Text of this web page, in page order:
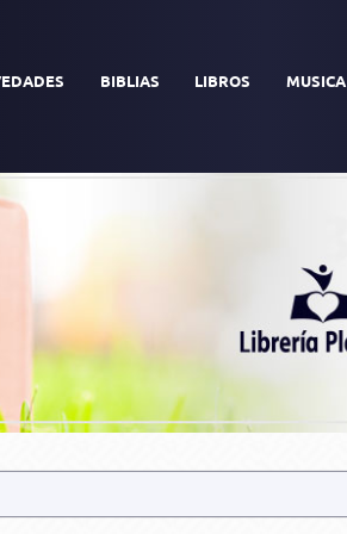
BIBLIAS LIBROS MUSICA